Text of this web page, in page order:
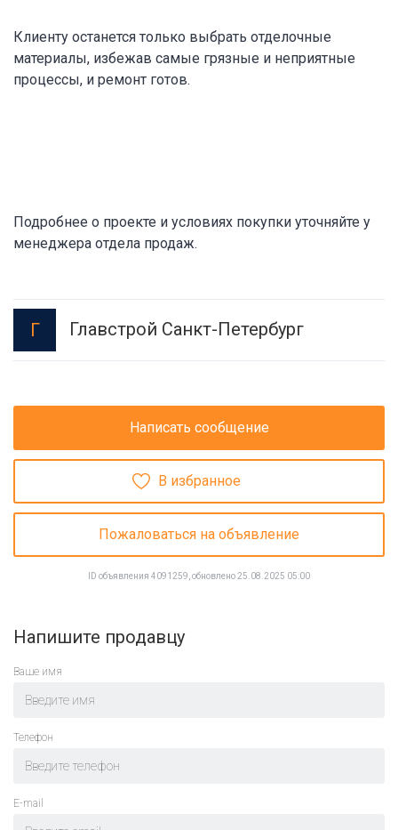
Клиенту останется только выбрать отделочные
материалы, избежав самые грязные и неприятные
процессы, и ремонт готов.
Подробнее о проекте и условиях покупки уточняйте у
менеджера отдела продаж.
Г Главстрой Санкт-Петербург
Написать сообщение
В избранное
Пожаловаться на объявление
ID объявления 4091259, обновлено 25.08.2025 05:00
Напишите продавцу
Ваше имя
Телефон
E-mail